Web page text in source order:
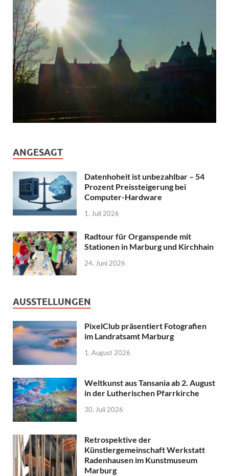
ANGESAGT
Datenhoheit ist unbezahlbar – 54
Prozent Preissteigerung bei
Computer-Hardware
1. Juli 2026
Radtour für Organspende mit
Stationen in Marburg und Kirchhain
24. Juni 2026
AUSSTELLUNGEN
PixelClub präsentiert Fotografien
im Landratsamt Marburg
1. August 2026
Weltkunst aus Tansania ab 2. August
in der Lutherischen Pfarrkirche
30. Juli 2026
Retrospektive der
Künstlergemeinschaft Werkstatt
Radenhausen im Kunstmuseum
Marburg